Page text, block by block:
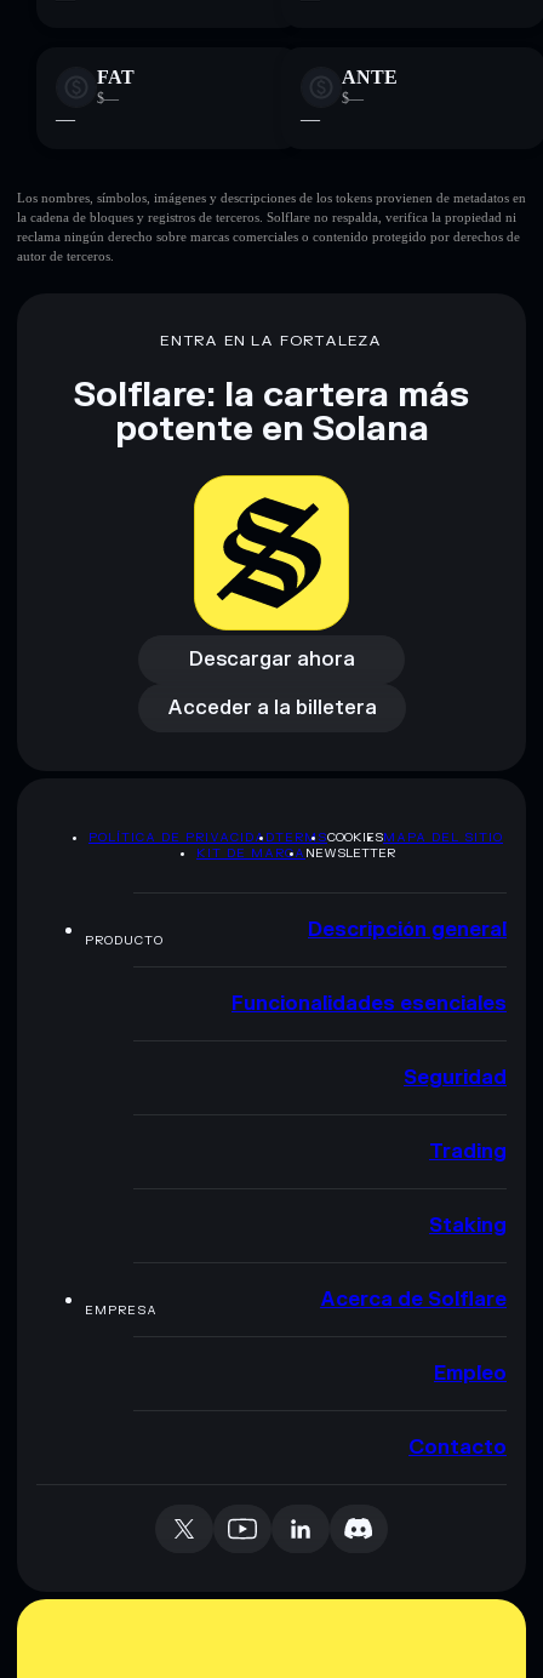
FAT
$—
—
ANTE
$—
—
Los nombres, símbolos, imágenes y descripciones de los tokens provienen de metadatos en
la cadena de bloques y registros de terceros. Solflare no respalda, verifica la propiedad ni
reclama ningún derecho sobre marcas comerciales o contenido protegido por derechos de
autor de terceros.
ENTRA EN LA FORTALEZA
Solflare: la cartera más
potente en Solana
Descargar ahora
Descargar ahora
Acceder a la billetera
Acceder a la billetera
POLÍTICA DE PRIVACIDADTERMSCOOKIESMAPA DEL SITIO
KIT DE MARCA NEWSLETTER
PRODUCTO Descripción general
Funcionalidades esenciales
Seguridad
Trading
Staking
EMPRESA Acerca de Solflare
Empleo
Contacto